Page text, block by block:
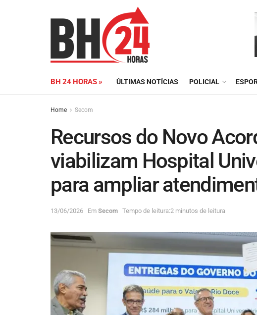
BH 24 HORAS » ÚLTIMAS NOTÍCIAS POLICIAL
Home Secom
Recursos do Novo
viabilizam Hospital
para ampliar
13/06/2026 Em Secom Tempo de leitura:2 minutos de leitura